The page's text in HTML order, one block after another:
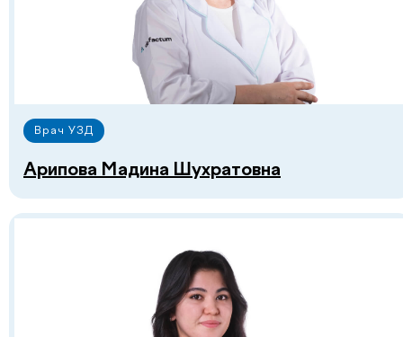
Врач УЗД
Арипова Мадина Шухратовна
+998
Нажимая на кнопку «Перезвоните мне», вы даёте
согласие на обработку персональных данных и